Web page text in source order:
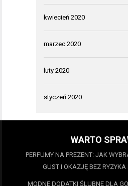
kwiecień 2020
marzec 2020
luty 2020
styczeń 2020
WARTO
PERFUMY NA PREZENT: JAK
GUST I OKAZJĘ BEZ
MODNE DODATKI ŚLUBNE DLA